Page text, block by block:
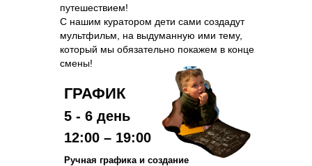
путешествием!
С нашим куратором дети сами создадут
мультфильм, на выдуманную ими тему,
который мы обязательно покажем в конце
смены!
5 - 6 день
12:00 – 19:00
Ручная графика и создание
ГРАФИК